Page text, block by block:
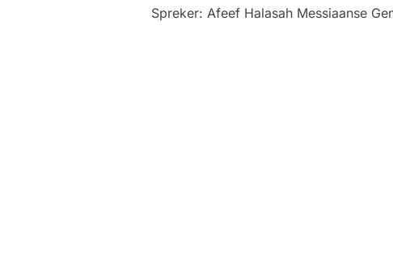
Spreker: Afeef Halasah Messiaanse